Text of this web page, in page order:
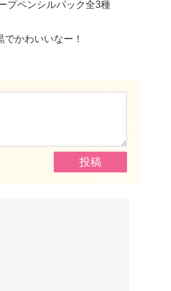
プペンシルパック全3種
かわいいなー！